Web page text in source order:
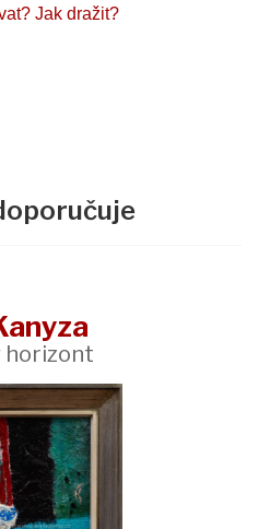
Jak dražit?
horizont